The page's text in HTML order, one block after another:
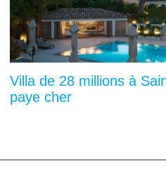
Villa de 28 millions à
paye cher